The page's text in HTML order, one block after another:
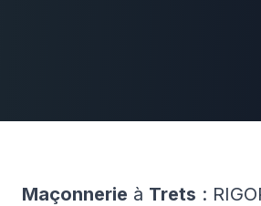
Maçonnerie à Trets :